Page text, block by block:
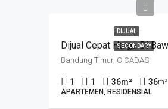
DIJUAL
SECONDARY
Bandung Timur, CICADAS
1 1 36m² 36m²
APARTEMEN, RESIDENSIAL